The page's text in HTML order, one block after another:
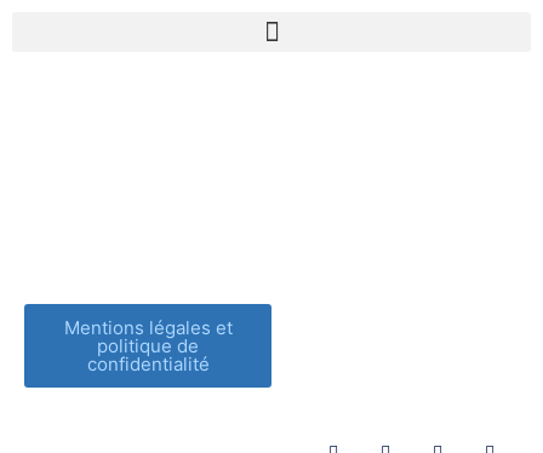
Mentions légales et
politique de
confidentialité